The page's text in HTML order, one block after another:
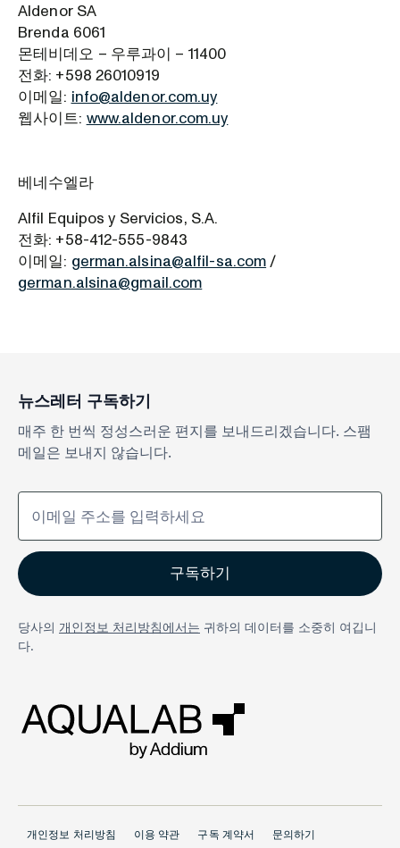
Aldenor SA
Brenda 6061
몬테비데오 – 우루과이 – 11400
전화: +598 26010919
이메일: info@aldenor.com.uy
웹사이트: www.aldenor.com.uy
베네수엘라
Alfil Equipos y Servicios, S.A.
전화: +58-412-555-9843
이메일: german.alsina@alfil-sa.com/
german.alsina@gmail.com
뉴스레터 구독하기
매주 한 번씩 정성스러운 편지를 보내드리겠습니다. 스팸
메일은 보내지 않습니다.
당사의 개인정보 처리방침에서는 귀하의 데이터를 소중히 여깁니
다.
개인정보 처리방침 이용 약관 구독 계약서 문의하기